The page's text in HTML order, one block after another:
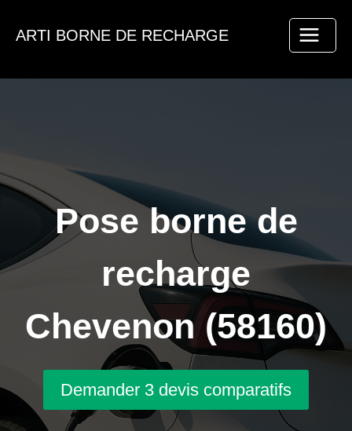
ARTI BORNE DE RECHARGE
Pose borne de
recharge
Chevenon (58160)
Demander 3 devis comparatifs